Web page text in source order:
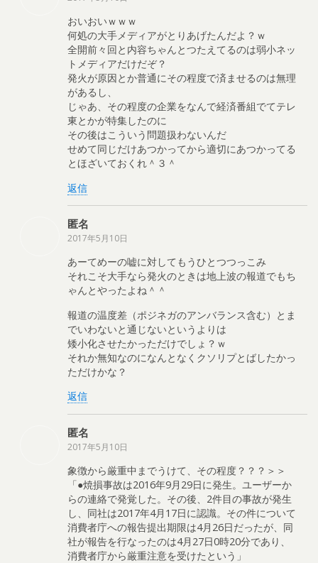
おいおいｗｗｗ
何処の大手メディアがとりあげたんだよ？ｗ
全開前々回と内容ちゃんとつたえてるのは弱小ネッ
トメディアだけだぞ？
発火が原因とか普通にその程度で済ませるのは無理
があるし、
じゃあ、その程度の企業をなんで経済番組でてテレ
東とかが特集したのに
その後はこういう問題扱わないんだ
せめて同じだけあつかってから適切にあつかってる
とほざいておくれ＾３＾
返信
匿名
2017年5月10日
あーてめーの嘘に対してもうひとつつっこみ
それこそ大手なら発火のときは地上波の報道でもち
ゃんとやったよね＾＾
報道の温度差（ポジネガのアンバランス含む）とま
でいわないと通じないというよりは
矮小化させたかっただけでしょ？ｗ
それか無知なのになんとなくクソリプとばしたかっ
ただけかな？
返信
匿名
2017年5月10日
象徴から厳重中までうけて、その程度？？？＞＞
「●焼損事故は2016年9月29日に発生。ユーザーか
らの連絡で発覚した。その後、2件目の事故が発生
し、同社は2017年4月17日に認識。その件について
消費者庁への報告提出期限は4月26日だったが、同
社が報告を行なったのは4月27日0時20分であり、
消費者庁から厳重注意を受けたという」